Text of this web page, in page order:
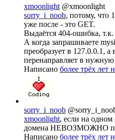
xmoonlight @xmoonlight
sorry_i_noob, потому, что
уже после - это GET.
Выдаётся 404-ошибка, т.к.
А когда запрашиваете
преобразует в 127.0.0.1,
перенаправляет в
Написано более трёх лет
sorry_i_noob
xmoonlight, если на одном
домена НЕВОЗМОЖНО
Написано более трёх лет